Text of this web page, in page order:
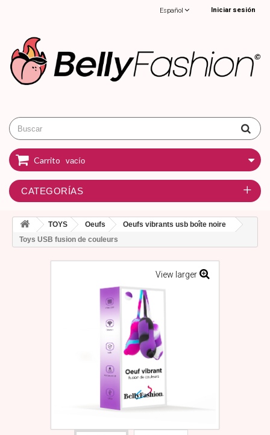
Iniciar sesión
Español
Carrito vacío
CATEGORÍAS
TOYS Oeufs
Oeufs vibrants usb boîte noire
Toys USB fusion de couleurs
View larger